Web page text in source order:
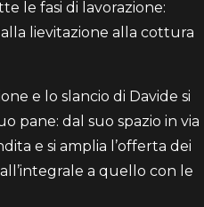
le fasi di lavorazione:
lievitazione alla cottura
e lo slancio di Davide si
pane: dal suo spazio in via
e si amplia l’offerta dei
a quello con le